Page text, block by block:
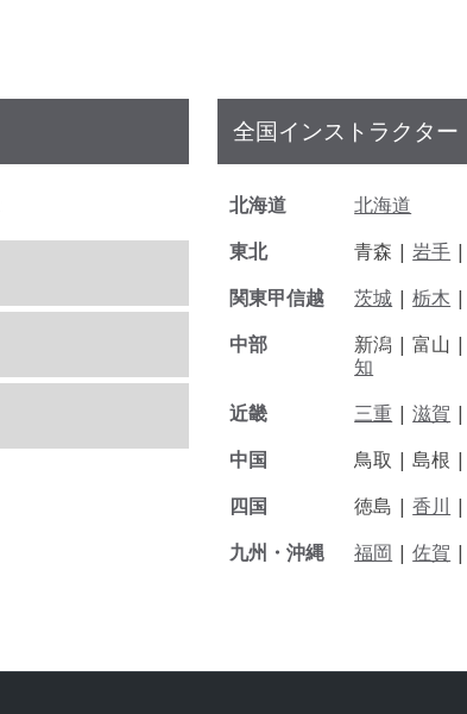
全国インストラクター
北海道
北海道
東北
青森 |岩手
関東甲信越
茨城 |栃木
中部
新潟 |富山
知
近畿
三重 |滋賀
中国
鳥取 |島根 |
四国
徳島 |香川
九州・沖縄
福岡 |佐賀